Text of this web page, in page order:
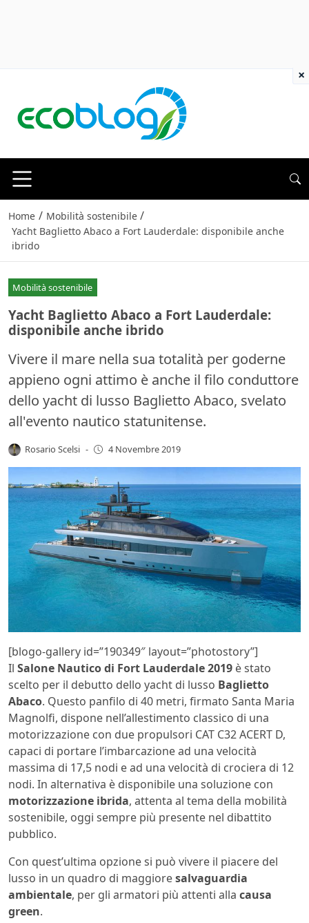
Home / Mobilità sostenibile /
Yacht Baglietto Abaco a Fort Lauderdale: disponibile anche
ibrido
Mobilità sostenibile
Yacht Baglietto Abaco a Fort Lauderdale:
disponibile anche ibrido
Vivere il mare nella sua totalità per goderne
appieno ogni attimo è anche il filo conduttore
dello yacht di lusso Baglietto Abaco, svelato
all'evento nautico statunitense.
Rosario Scelsi - 4 Novembre 2019
[blogo-gallery id=”190349″ layout=”photostory”]
Il Salone Nautico di Fort Lauderdale 2019 è stato
scelto per il debutto dello yacht di lusso Baglietto
Abaco. Questo panfilo di 40 metri, firmato Santa Maria
Magnolfi, dispone nell’allestimento classico di una
motorizzazione con due propulsori CAT C32 ACERT D,
capaci di portare l’imbarcazione ad una velocità
massima di 17,5 nodi e ad una velocità di crociera di 12
nodi. In alternativa è disponibile una soluzione con
motorizzazione ibrida, attenta al tema della mobilità
sostenibile, oggi sempre più presente nel dibattito
pubblico.
Con quest’ultima opzione si può vivere il piacere del
lusso in un quadro di maggioresalvaguardia
ambientale, per gli armatori più attenti alla causa
green.
×